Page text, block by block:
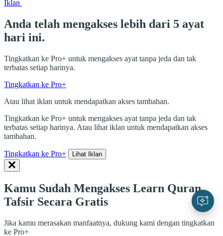
Iklan
Anda telah mengakses lebih dari 5 ayat
hari ini.
Tingkatkan ke Pro+ untuk mengakses ayat tanpa jeda dan tak
terbatas setiap harinya.
Tingkatkan ke Pro+
Atau lihat iklan untuk mendapatkan akses tambahan.
Tingkatkan ke Pro+ untuk mengakses ayat tanpa jeda dan tak
terbatas setiap harinya. Atau lihat iklan untuk mendapatkan akses
tambahan.
Tingkatkan ke Pro+ Lihat Iklan
Kamu Sudah Mengakses Learn Quran
Tafsir Secara Gratis
Jika kamu merasakan manfaatnya, dukung kami dengan tingkatkan
ke Pro+